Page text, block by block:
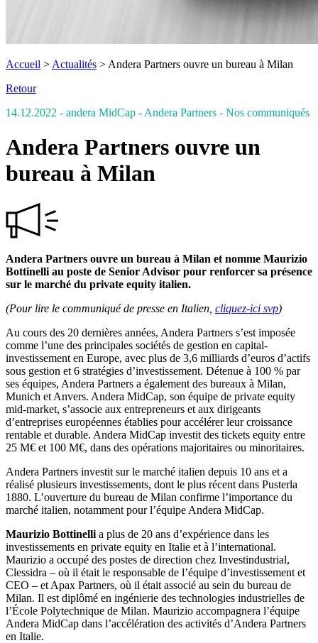
Accueil > Actualités > Andera Partners ouvre un bureau à Milan
Retour
14.12.2022 - andera MidCap - Andera Partners - Nos communiqués
Andera Partners ouvre un
bureau à Milan
Andera Partners ouvre un bureau à Milan et nomme Maurizio
Bottinelli au poste de Senior Advisor pour renforcer sa présence
sur le marché du private equity italien.
(Pour lire le communiqué de presse en Italien, cliquez-ici svp)
Au cours des 20 dernières années, Andera Partners s’est imposée
comme l’une des principales sociétés de gestion en capital-
investissement en Europe, avec plus de 3,6 milliards d’euros d’actifs
sous gestion et 6 stratégies d’investissement. Détenue à 100 % par
ses équipes, Andera Partners a également des bureaux à Milan,
Munich et Anvers. Andera MidCap, son équipe de private equity
mid-market, s’associe aux entrepreneurs et aux dirigeants
d’entreprises européennes établies pour accélérer leur croissance
rentable et durable. Andera MidCap investit des tickets equity entre
25 M€ et 100 M€, dans des opérations majoritaires ou minoritaires.
Andera Partners investit sur le marché italien depuis 10 ans et a
réalisé plusieurs investissements, dont le plus récent dans Pusterla
1880. L’ouverture du bureau de Milan confirme l’importance du
marché italien, notamment pour l’équipe Andera MidCap.
Maurizio Bottinelli a plus de 20 ans d’expérience dans les
investissements en private equity en Italie et à l’international.
Maurizio a occupé des postes de direction chez Investindustrial,
Clessidra – où il était le responsable de l’équipe d’investissement et
CEO – et Apax Partners, où il était associé au sein du bureau de
Milan. Il est diplômé en ingénierie des technologies industrielles de
l’École Polytechnique de Milan. Maurizio accompagnera l’équipe
Andera MidCap dans l’accélération des activités d’Andera Partners
en Italie.